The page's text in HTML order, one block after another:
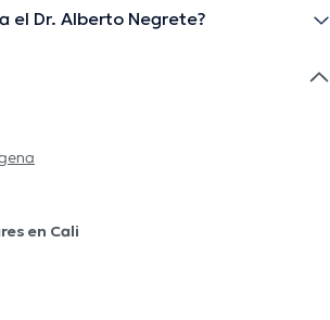
el Dr. Alberto Negrete?
en Cali